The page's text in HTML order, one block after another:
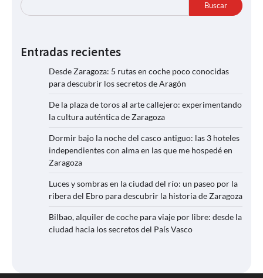
Buscar
Entradas recientes
Desde Zaragoza: 5 rutas en coche poco conocidas
para descubrir los secretos de Aragón
De la plaza de toros al arte callejero: experimentando
la cultura auténtica de Zaragoza
Dormir bajo la noche del casco antiguo: las 3 hoteles
independientes con alma en las que me hospedé en
Zaragoza
Luces y sombras en la ciudad del río: un paseo por la
ribera del Ebro para descubrir la historia de Zaragoza
Bilbao, alquiler de coche para viaje por libre: desde la
ciudad hacia los secretos del País Vasco